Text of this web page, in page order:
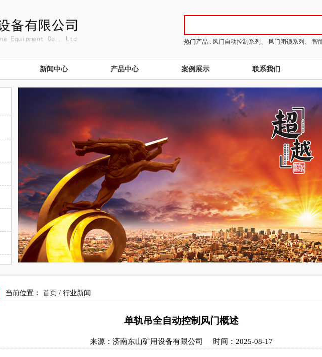
热门产品 : 风门自动控制系列 、 风门闭锁系列 、 智
新闻中心 产品中心 案例展示 联系我们
当前位置： 首页 / 行业新闻
单轨吊全自动控制风门概述
来源：济南东山矿用设备有限公司 时间：2025-08-17